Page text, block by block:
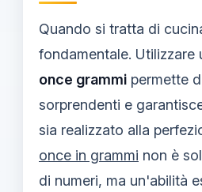
Quando si tratta di
fondamentale. Utilizzare
once grammi permette
sorprendenti e
sia realizzato alla
once in grammi non è
di numeri, ma un'abilità